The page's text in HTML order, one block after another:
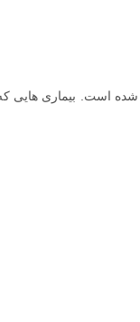
شده است. بیماری هایی